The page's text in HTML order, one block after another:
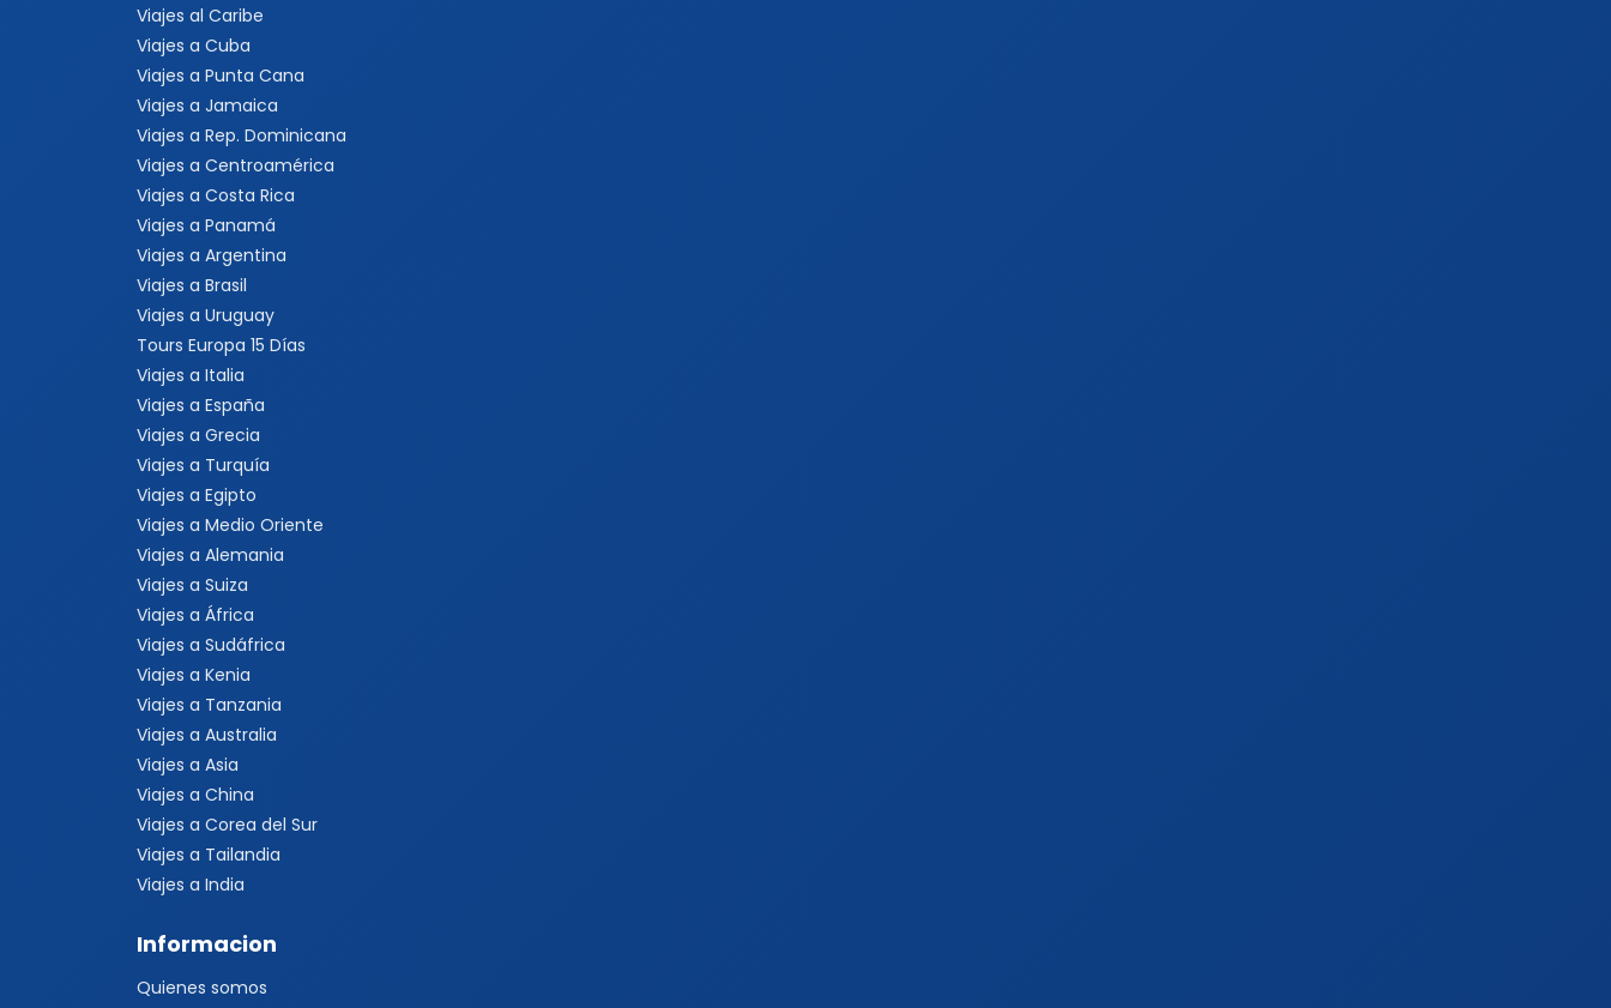
Viajes al Caribe
Viajes a Cuba
Viajes a Punta Cana
Viajes a Jamaica
Viajes a Rep. Dominicana
Viajes a Centroamérica
Viajes a Costa Rica
Viajes a Panamá
Viajes a Argentina
Viajes a Brasil
Viajes a Uruguay
Tours Europa 15 Días
Viajes a Italia
Viajes a España
Viajes a Grecia
Viajes a Turquía
Viajes a Egipto
Viajes a Medio Oriente
Viajes a Alemania
Viajes a Suiza
Viajes a África
Viajes a Sudáfrica
Viajes a Kenia
Viajes a Tanzania
Viajes a Australia
Viajes a Asia
Viajes a China
Viajes a Corea del Sur
Viajes a Tailandia
Viajes a India
Informacion
Quienes somos